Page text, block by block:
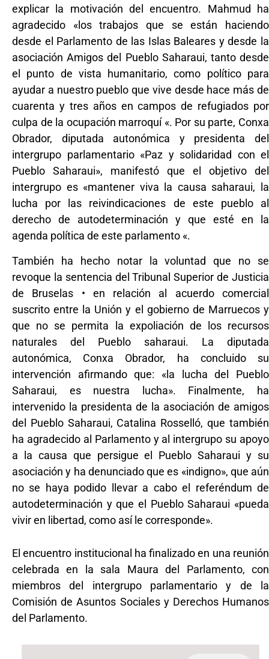
explicar la motivación del encuentro. Mahmud ha
agradecido «los trabajos que se están haciendo
desde el Parlamento de las Islas Baleares y desde la
asociación Amigos del Pueblo Saharaui, tanto desde
el punto de vista humanitario, como político para
ayudar a nuestro pueblo que vive desde hace más de
cuarenta y tres años en campos de refugiados por
culpa de la ocupación marroquí «. Por su parte, Conxa
Obrador, diputada autonómica y presidenta del
intergrupo parlamentario «Paz y solidaridad con el
Pueblo Saharaui», manifestó que el objetivo del
intergrupo es «mantener viva la causa saharaui, la
lucha por las reivindicaciones de este pueblo al
derecho de autodeterminación y que esté en la
agenda política de este parlamento «.
También ha hecho notar la voluntad que no se
revoque la sentencia del Tribunal Superior de Justicia
de Bruselas • en relación al acuerdo comercial
suscrito entre la Unión y el gobierno de Marruecos y
que no se permita la expoliación de los recursos
naturales del Pueblo saharaui. La diputada
autonómica, Conxa Obrador, ha concluido su
intervención afirmando que: «la lucha del Pueblo
Saharaui, es nuestra lucha». Finalmente, ha
intervenido la presidenta de la asociación de amigos
del Pueblo Saharaui, Catalina Rosselló, que también
ha agradecido al Parlamento y al intergrupo su apoyo
a la causa que persigue el Pueblo Saharaui y su
asociación y ha denunciado que es «indigno», que aún
no se haya podido llevar a cabo el referéndum de
autodeterminación y que el Pueblo Saharaui «pueda
vivir en libertad, como así le corresponde».
El encuentro institucional ha finalizado en una reunión
celebrada en la sala Maura del Parlamento, con
miembros del intergrupo parlamentario y de la
Comisión de Asuntos Sociales y Derechos Humanos
del Parlamento.